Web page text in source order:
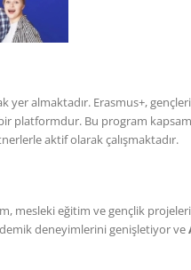
yer almaktadır. Erasmus+,
platformdur. Bu program
aktif olarak çalışmaktadır.
mesleki eğitim ve gençlik
deneyimlerini genişletiyor ve